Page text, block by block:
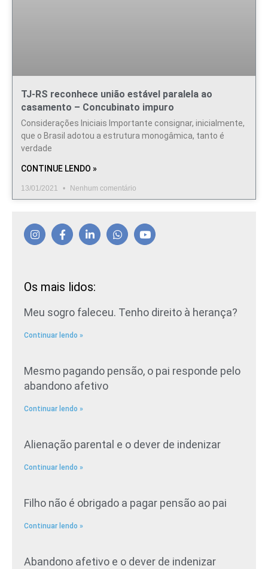
TJ-RS reconhece união estável paralela ao
casamento – Concubinato impuro
Considerações Iniciais Importante consignar, inicialmente,
que o Brasil adotou a estrutura monogâmica, tanto é
verdade
CONTINUE LENDO »
13/01/2021 Nenhum comentário
Os mais lidos:
Meu sogro faleceu. Tenho direito à herança?
Continuar lendo »
Mesmo pagando pensão, o pai responde pelo
abandono afetivo
Continuar lendo »
Alienação parental e o dever de indenizar
Continuar lendo »
Filho não é obrigado a pagar pensão ao pai
Continuar lendo »
Abandono afetivo e o dever de indenizar